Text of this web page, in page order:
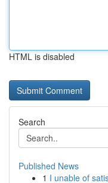
HTML is disabled
Search
Published News
1 I unable of